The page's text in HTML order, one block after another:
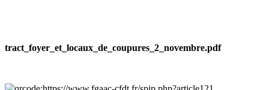
tract_foyer_et_locaux_de_coupures_2_novembre.pdf